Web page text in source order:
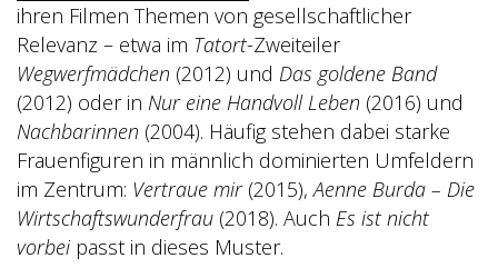
ihren Filmen Themen von gesellschaftlicher
Relevanz – etwa im Tatort-Zweiteiler
Wegwerfmädchen (2012) und Das goldene Band
(2012) oder in Nur eine Handvoll Leben (2016) und
Nachbarinnen (2004). Häufig stehen dabei starke
Frauenfiguren in männlich dominierten Umfeldern
im Zentrum: Vertraue mir (2015), Aenne Burda – Die
Wirtschaftswunderfrau (2018). Auch Es ist nicht
vorbeipasst in dieses Muster.